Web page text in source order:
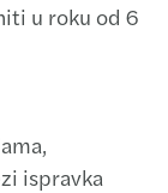
u roku od 6
ispravka